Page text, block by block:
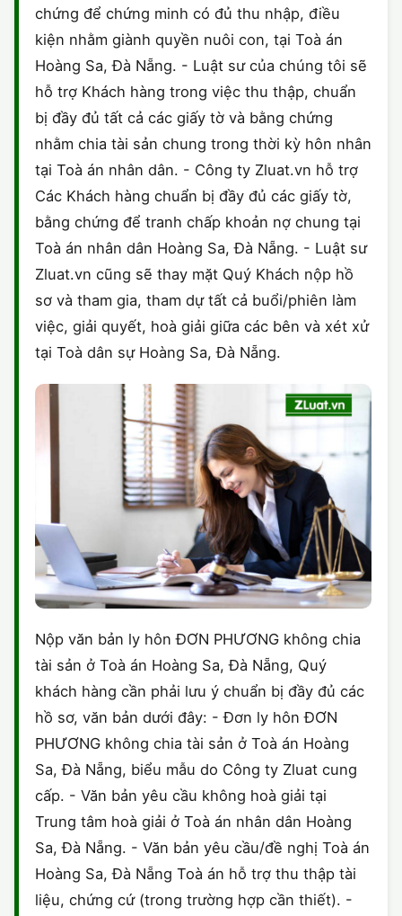
chứng để chứng minh có đủ thu nhập, điều
kiện nhằm giành quyền nuôi con, tại Toà án
Hoàng Sa, Đà Nẵng. - Luật sư của chúng tôi sẽ
hỗ trợ Khách hàng trong việc thu thập, chuẩn
bị đầy đủ tất cả các giấy tờ và bằng chứng
nhằm chia tài sản chung trong thời kỳ hôn nhân
tại Toà án nhân dân. - Công ty Zluat.vn hỗ trợ
Các Khách hàng chuẩn bị đầy đủ các giấy tờ,
bằng chứng để tranh chấp khoản nợ chung tại
Toà án nhân dân Hoàng Sa, Đà Nẵng. - Luật sư
Zluat.vn cũng sẽ thay mặt Quý Khách nộp hồ
sơ và tham gia, tham dự tất cả buổi/phiên làm
việc, giải quyết, hoà giải giữa các bên và xét xử
tại Toà dân sự Hoàng Sa, Đà Nẵng.
Nộp văn bản ly hôn ĐƠN PHƯƠNG không chia
tài sản ở Toà án Hoàng Sa, Đà Nẵng, Quý
khách hàng cần phải lưu ý chuẩn bị đầy đủ các
hồ sơ, văn bản dưới đây: - Đơn ly hôn ĐƠN
PHƯƠNG không chia tài sản ở Toà án Hoàng
Sa, Đà Nẵng, biểu mẫu do Công ty Zluat cung
cấp. - Văn bản yêu cầu không hoà giải tại
Trung tâm hoà giải ở Toà án nhân dân Hoàng
Sa, Đà Nẵng. - Văn bản yêu cầu/đề nghị Toà án
Hoàng Sa, Đà Nẵng Toà án hỗ trợ thu thập tài
liệu, chứng cứ (trong trường hợp cần thiết). -